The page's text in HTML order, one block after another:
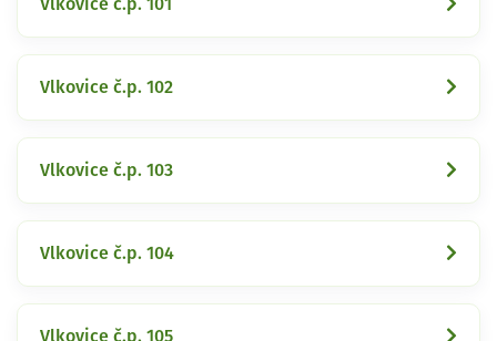
Vlkovice č.p. 101
Vlkovice č.p. 102
Vlkovice č.p. 103
Vlkovice č.p. 104
Vlkovice č.p. 105